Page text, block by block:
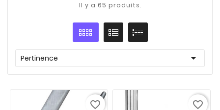
Il y a 65 produits.
Pertinence 
favorite_border favorite_border